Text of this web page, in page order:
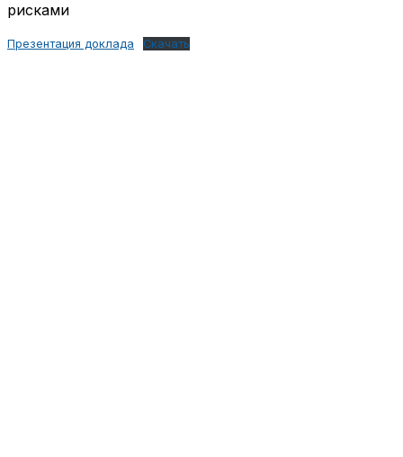
рисками
Презентация доклада Скачать